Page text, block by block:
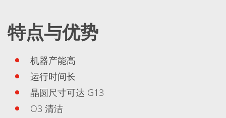
媒体聚焦
新闻
展会
RENA 作为雇主
申请 RENA 的职位
工作机会
联系我们
联系表格
联系表格客户服务
特点与优势
机器产能高
运行时间长
晶圆尺寸可达 G13
O3 清洁